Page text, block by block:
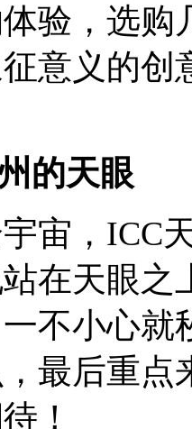
验，选购
意义的创
的天眼
宙，ICC
在天眼之
不小心就
最后重点
！